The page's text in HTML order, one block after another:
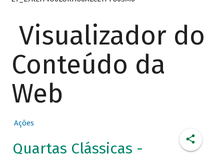
Visualizador do
Conteúdo da
Web
Ações
Quartas Clássicas -